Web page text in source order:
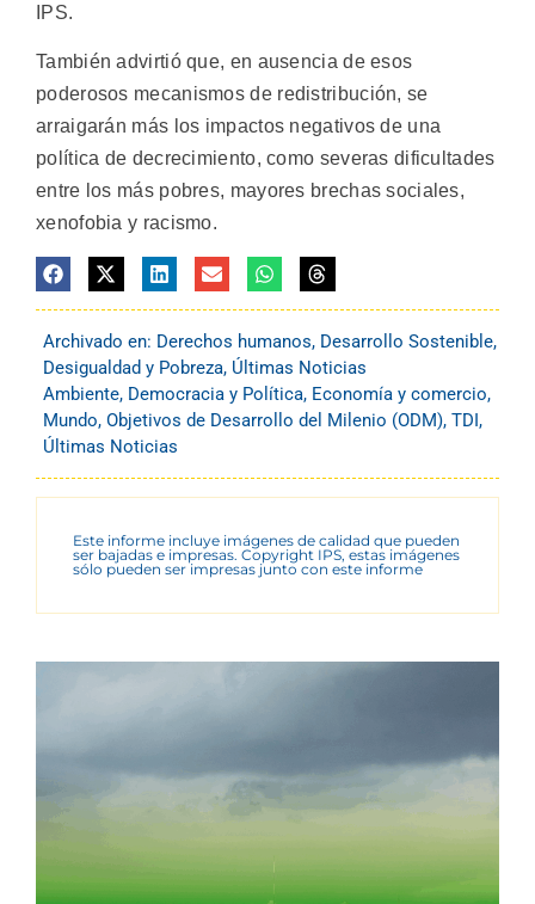
IPS.
También advirtió que, en ausencia de esos
poderosos mecanismos de redistribución, se
arraigarán más los impactos negativos de una
política de decrecimiento, como severas dificultades
entre los más pobres, mayores brechas sociales,
xenofobia y racismo.
Archivado en: Derechos humanos, Desarrollo Sostenible,
Desigualdad y Pobreza, Últimas Noticias
Ambiente, Democracia y Política, Economía y comercio,
Mundo, Objetivos de Desarrollo del Milenio (ODM), TDI,
Últimas Noticias
Este informe incluye imágenes de calidad que pueden
ser bajadas e impresas. Copyright IPS, estas imágenes
sólo pueden ser impresas junto con este informe